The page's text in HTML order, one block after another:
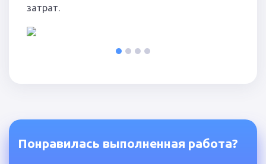
затрат.
1 2 3 4
Понравилась выполненная работа?